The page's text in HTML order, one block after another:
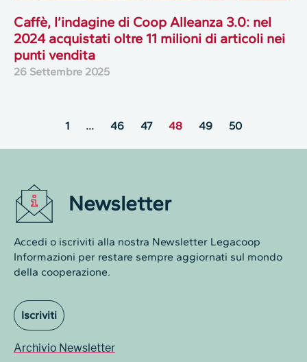
Caffè, l’indagine di Coop Alleanza 3.0: nel
2024 acquistati oltre 11 milioni di articoli nei
punti vendita
26 Settembre 2025
1 … 46 47 48 49 50
Newsletter
Accedi o iscriviti alla nostra Newsletter Legacoop
Informazioni per restare sempre aggiornati sul mondo
della cooperazione.
Iscriviti
Archivio Newsletter